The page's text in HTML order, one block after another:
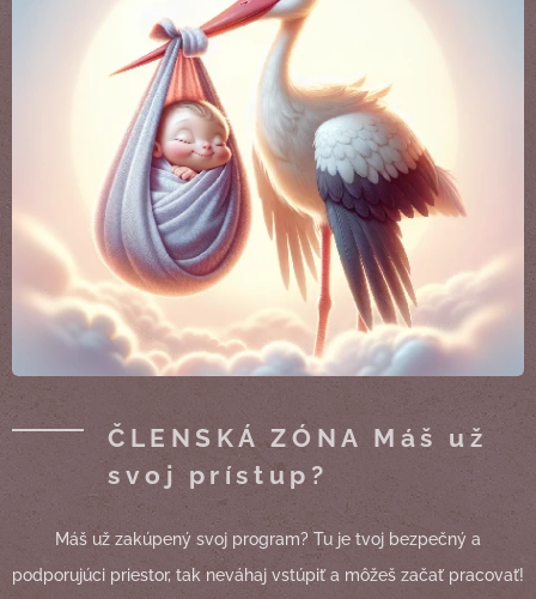
ČLENSKÁ ZÓNA Máš už
svoj prístup?
Máš už zakúpený svoj program? Tu je tvoj bezpečný a
podporujúci priestor, tak neváhaj vstúpiť a môžeš začať pracovať!